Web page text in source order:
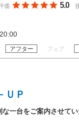
価 5.0
20:00
アフター フェア
ＵＰ
な一台をご案内させてい